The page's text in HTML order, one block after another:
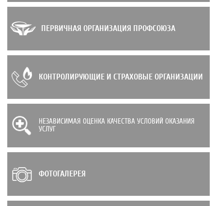
ПЕРВИЧНАЯ ОРГАНИЗАЦИЯ ПРОФСОЮЗА
КОНТРОЛИРУЮЩИЕ И СТРАХОВЫЕ ОРГАНИЗАЦИИ
НЕЗАВИСИМАЯ ОЦЕНКА КАЧЕСТВА УСЛОВИЙ ОКАЗАНИЯ
УСЛУГ
ФОТОГАЛЕРЕЯ